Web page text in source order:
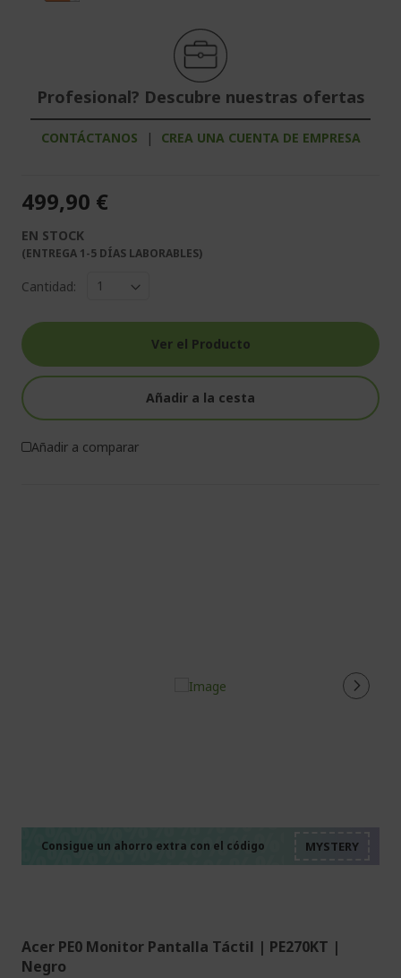
Profesional? Descubre nuestras ofertas
CONTÁCTANOS | CREA UNA CUENTA DE EMPRESA
499,90 €
EN STOCK
(ENTREGA 1-5 DÍAS LABORABLES)
Cantidad:
Ver el Producto
Añadir a la cesta
Añadir a comparar
Consigue un ahorro extra con el código
Acer PE0 Monitor Pantalla Táctil | PE270KT |
Negro